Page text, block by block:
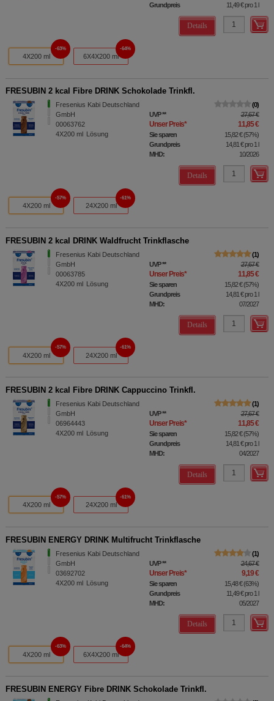
Grundpreis
11,49 €pro 1 l
Details
4X200 ml
63%
6X4X200 ml
64%
FRESUBIN 2 kcal Fibre DRINK Schokolade Trinkfl.
Fresenius Kabi Deutschland
GmbH
00063762
4X200 ml Lösung
0
UVP** 27,67 €
Unser Preis* 11,85 €
Sie sparen 15,82 €(57%)
Grundpreis
14,81 €pro 1 l
MHD:
10/2026
Details
4X200 ml
57%
24X200 ml
61%
FRESUBIN 2 kcal DRINK Waldfrucht Trinkflasche
Fresenius Kabi Deutschland
GmbH
00063785
4X200 ml Lösung
1
UVP** 27,67 €
Unser Preis* 11,85 €
Sie sparen 15,82 €(57%)
Grundpreis
14,81 €pro 1 l
MHD:
07/2027
Details
4X200 ml
57%
24X200 ml
61%
FRESUBIN 2 kcal Fibre DRINK Cappuccino Trinkfl.
Fresenius Kabi Deutschland
GmbH
06964443
4X200 ml Lösung
1
UVP** 27,67 €
Unser Preis* 11,85 €
Sie sparen 15,82 €(57%)
Grundpreis
14,81 €pro 1 l
MHD:
04/2027
Details
4X200 ml
57%
24X200 ml
61%
FRESUBIN ENERGY DRINK Multifrucht Trinkflasche
Fresenius Kabi Deutschland
GmbH
03692702
4X200 ml Lösung
1
UVP** 24,67 €
Unser Preis* 9,19 €
Sie sparen 15,48 €(63%)
Grundpreis
11,49 €pro 1 l
MHD:
05/2027
Details
4X200 ml
63%
6X4X200 ml
64%
FRESUBIN ENERGY Fibre DRINK Schokolade Trinkfl.